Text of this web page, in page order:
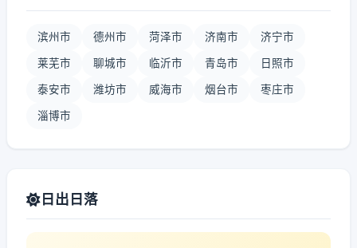
滨州市 德州市 菏泽市 济南市 济宁市
莱芜市 聊城市 临沂市 青岛市 日照市
泰安市 潍坊市 威海市 烟台市 枣庄市
淄博市
日出日落